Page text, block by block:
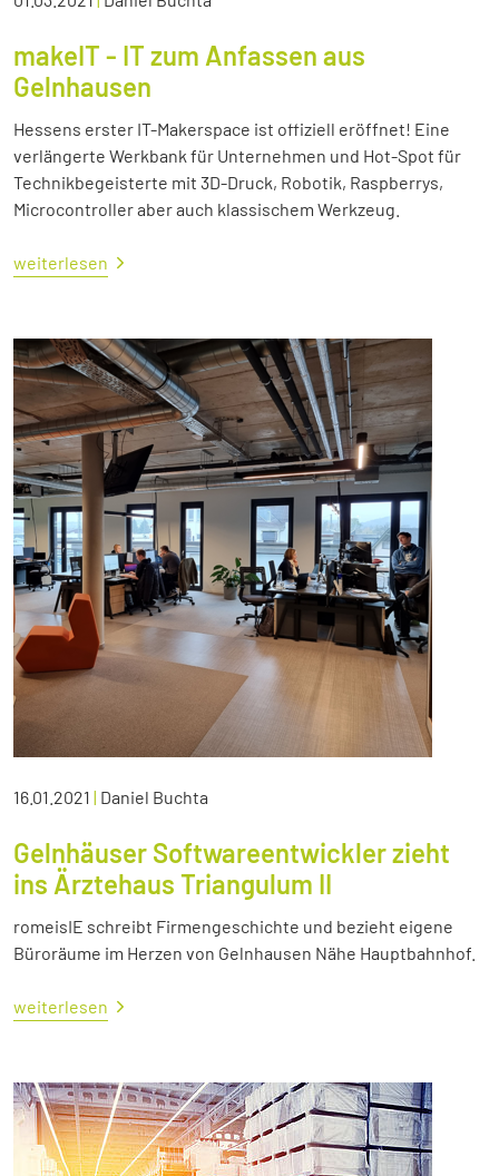
makeIT - IT zum Anfassen aus
Gelnhausen
Hessens erster IT-Makerspace ist offiziell eröffnet! Eine
verlängerte Werkbank für Unternehmen und Hot-Spot für
Technikbegeisterte mit 3D-Druck, Robotik, Raspberrys,
Microcontroller aber auch klassischem Werkzeug.
weiterlesen
16.01.2021 | Daniel Buchta
Gelnhäuser Softwareentwickler zieht
ins Ärztehaus Triangulum II
romeisIE schreibt Firmengeschichte und bezieht eigene
Büroräume im Herzen von Gelnhausen Nähe Hauptbahnhof.
weiterlesen